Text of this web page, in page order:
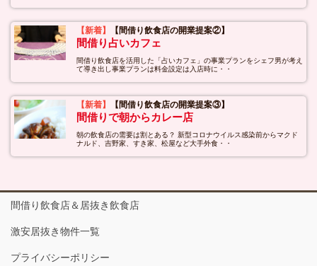
【新着】 【間借り飲食店の開業提案②】
間借り占いカフェ
間借り飲食店を活用した「占いカフェ」の事業プランをシェフ男が考え
て導き出し事業プランは料金設定は入店時に・・
【新着】 【間借り飲食店の開業提案③】
間借りで朝からカレー店
朝の飲食店の需要は割とある？ 新型コロナウイルス感染前からマクド
ナルド、吉野家、すき家、松屋など大手外食・・
間借り飲食店＆居抜き飲食店
激安居抜き物件一覧
プライバシーポリシー